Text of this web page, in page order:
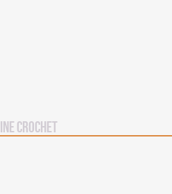
Crochet